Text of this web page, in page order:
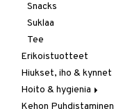
Snacks
Suklaa
Tee
Erikoistuotteet
Hiukset, iho & kynnet
Aurinko & pigmentti
Hiukset
Hoito & hygienia
Aurinkosuoja
Kehon Puhdistaminen